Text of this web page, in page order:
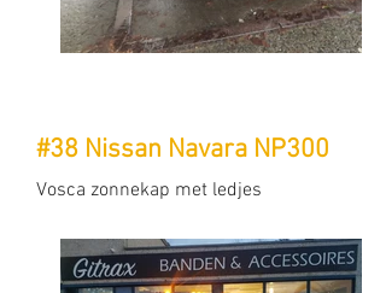
#38 Nissan Navara NP300
Vosca zonnekap met ledjes